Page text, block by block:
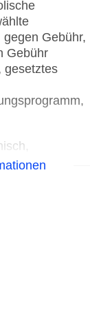
Gebühr,
Gebühr
gesetztes
Buffet, à